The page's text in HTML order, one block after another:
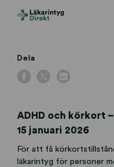
Dela
ADHD och körkort
15 januari 2026
För att få
läkarintyg för personer